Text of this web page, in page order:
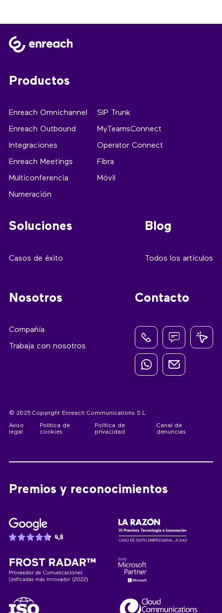
Productos
Enreach Omnichannel
Enreach Outbound
Integraciones
Enreach Meetings
Multiconferencia
Numeración
SIP Trunk
MyTeamsConnect
Operator Connect
Fibra
Móvil
Soluciones
Casos de éxito
Blog
Todos los artículos
Nosotros
Compañía
Trabaja con nosotros
Contacto
© 2025 Copyright Enreach Communications S.L
Aviso
legal
Política de
cookies
Política de
privacidad
Canal de
denuncias
Premios y reconocimientos